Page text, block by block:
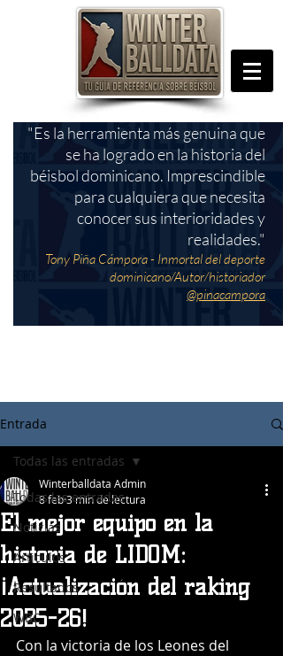
"Es la herramienta más genuina que
se ha logrado en la historia del
béisbol dominicano. Imprescindible
para cualquiera que necesita
conocer sus interioridades y
realidades."
Tony Piña Cámpora - Inmortal del deporte
dominicano/Autor/historiador
@pinacampora
Entrada
Todas las entradas
Noticias
Articulos
Resultados
WBC
Todas las entradas
El mejor equipo en la
historia de LIDOM:
¡Actualización del raking
2025-26!
Winterballdata Admin
8 feb3 min de lectura
Con la victoria de los Leones del